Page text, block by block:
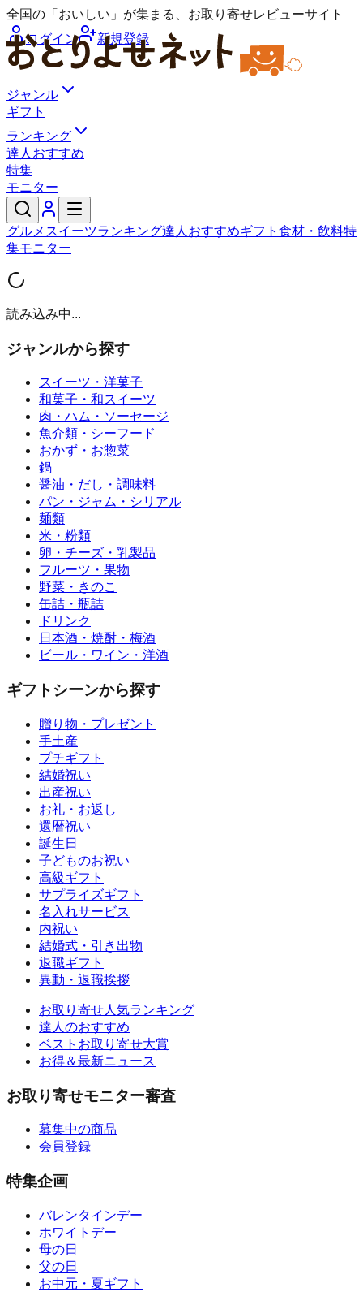
全国の「おいしい」が集まる、お取り寄せレビューサイト
ログイン
新規登録
ジャンル
ギフト
ランキング
達人おすすめ
特集
モニター
グルメ スイーツランキング達人おすすめギフト 食材・飲料特
集モニター
読み込み中...
ジャンルから探す
スイーツ・洋菓子
和菓子・和スイーツ
肉・ハム・ソーセージ
魚介類・シーフード
おかず・お惣菜
鍋
醤油・だし・調味料
パン・ジャム・シリアル
麺類
米・粉類
卵・チーズ・乳製品
フルーツ・果物
野菜・きのこ
缶詰・瓶詰
ドリンク
日本酒・焼酎・梅酒
ビール・ワイン・洋酒
ギフトシーンから探す
贈り物・プレゼント
手土産
プチギフト
結婚祝い
出産祝い
お礼・お返し
還暦祝い
誕生日
子どものお祝い
高級ギフト
サプライズギフト
名入れサービス
内祝い
結婚式・引き出物
退職ギフト
異動・退職挨拶
お取り寄せ人気ランキング
達人のおすすめ
ベストお取り寄せ大賞
お得＆最新ニュース
お取り寄せモニター審査
募集中の商品
会員登録
特集企画
バレンタインデー
ホワイトデー
母の日
父の日
お中元・夏ギフト